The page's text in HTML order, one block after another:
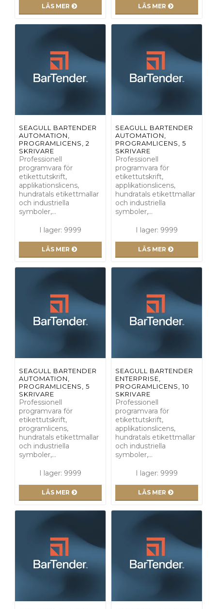
LÄS MER LÄS MER
SEAGULL BARTENDER
AUTOMATION,
PROGRAMLICENS, 2
SKRIVARE
Professionell
programvara för
etikettutskrift,
applikationslicens,
hundratals etikettmallar
och industriella
symboler,…
I lager: 9999
LÄS MER
SEAGULL BARTENDER
AUTOMATION,
PROGRAMLICENS, 5
SKRIVARE
Professionell
programvara för
etikettutskrift,
applikationslicens,
hundratals etikettmallar
och industriella
symboler,…
I lager: 9999
LÄS MER
SEAGULL BARTENDER
AUTOMATION,
PROGRAMLICENS, 5
SKRIVARE
Professionell
programvara för
etikettutskrift,
programlicens,
hundratals etikettmallar
och industriella
symboler,…
I lager: 9999
LÄS MER
SEAGULL BARTENDER
ENTERPRISE,
PROGRAMLICENS, 10
SKRIVARE
Professionell
programvara för
etikettutskrift,
applikationslicens,
hundratals etikettmallar
och industriella
symboler,…
I lager: 9999
LÄS MER